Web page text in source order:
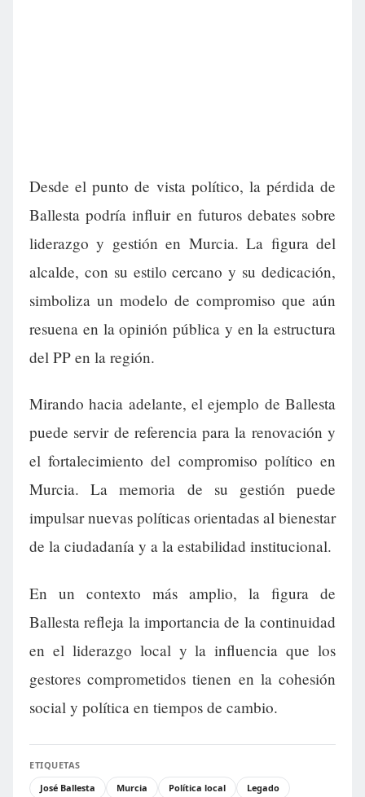
Desde el punto de vista político, la pérdida de
Ballesta podría influir en futuros debates sobre
liderazgo y gestión en Murcia. La figura del
alcalde, con su estilo cercano y su dedicación,
simboliza un modelo de compromiso que aún
resuena en la opinión pública y en la estructura
del PP en la región.
Mirando hacia adelante, el ejemplo de Ballesta
puede servir de referencia para la renovación y
el fortalecimiento del compromiso político en
Murcia. La memoria de su gestión puede
impulsar nuevas políticas orientadas al bienestar
de la ciudadanía y a la estabilidad institucional.
En un contexto más amplio, la figura de
Ballesta refleja la importancia de la continuidad
en el liderazgo local y la influencia que los
gestores comprometidos tienen en la cohesión
social y política en tiempos de cambio.
ETIQUETAS
José Ballesta
Murcia Política local
Legado